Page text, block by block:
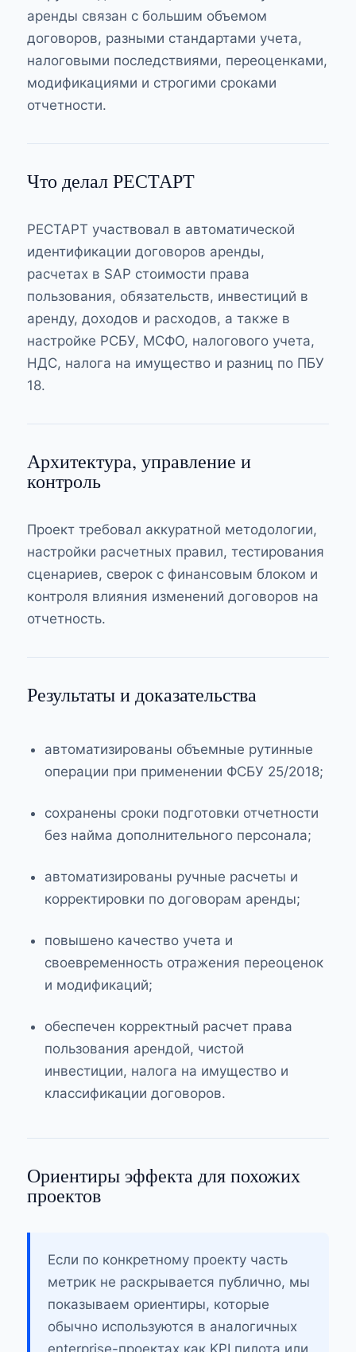
аренды связан с большим объемом
договоров, разными стандартами учета,
налоговыми последствиями, переоценками,
модификациями и строгими сроками
отчетности.
Что делал РЕСТАРТ
РЕСТАРТ участвовал в автоматической
идентификации договоров аренды,
расчетах в SAP стоимости права
пользования, обязательств, инвестиций в
аренду, доходов и расходов, а также в
настройке РСБУ, МСФО, налогового учета,
НДС, налога на имущество и разниц по ПБУ
18.
Архитектура, управление и
контроль
Проект требовал аккуратной методологии,
настройки расчетных правил, тестирования
сценариев, сверок с финансовым блоком и
контроля влияния изменений договоров на
отчетность.
Результаты и доказательства
автоматизированы объемные рутинные
операции при применении ФСБУ 25/2018;
сохранены сроки подготовки отчетности
без найма дополнительного персонала;
автоматизированы ручные расчеты и
корректировки по договорам аренды;
повышено качество учета и
своевременность отражения переоценок
и модификаций;
обеспечен корректный расчет права
пользования арендой, чистой
инвестиции, налога на имущество и
классификации договоров.
Ориентиры эффекта для похожих
проектов
Если по конкретному проекту часть
метрик не раскрывается публично, мы
показываем ориентиры, которые
обычно используются в аналогичных
enterprise-проектах как KPI пилота или